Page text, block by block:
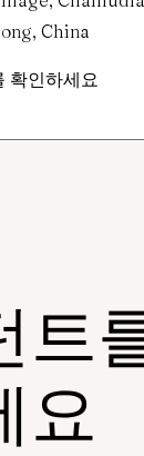
China
확인하세요
트
요